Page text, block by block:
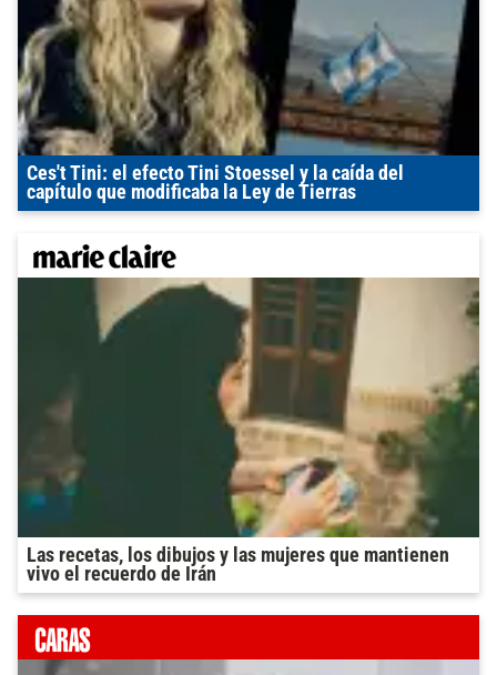
Ces't Tini: el efecto Tini Stoessel y la caída del
capítulo que modificaba la Ley de Tierras
Las recetas, los dibujos y las mujeres que mantienen
vivo el recuerdo de Irán